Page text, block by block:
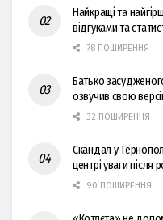
Найкращі та
відгуками та
78 ПОШИРЕННЯ
Батько
озвучив свою
32 ПОШИРЕННЯ
Скандал у
центрі уваги після
90 ПОШИРЕННЯ